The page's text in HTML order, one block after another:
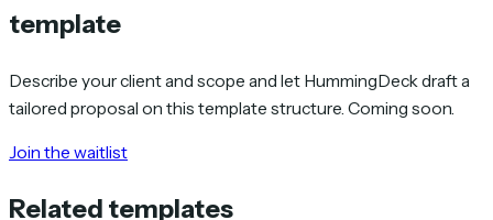
template
Describe your client and scope and let HummingDeck draft a
tailored proposal on this template structure. Coming soon.
Join the waitlist
Related templates